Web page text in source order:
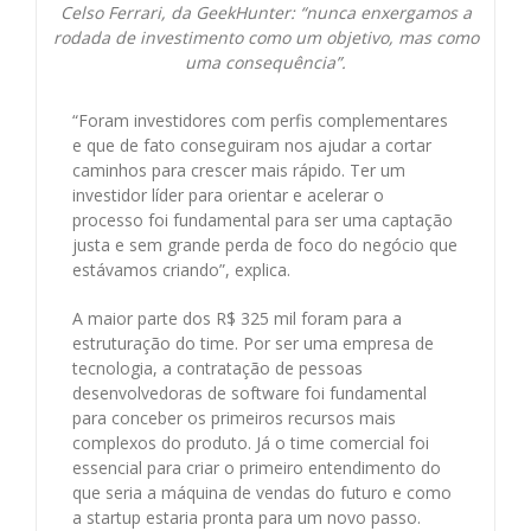
Celso Ferrari, da GeekHunter: “nunca enxergamos a
rodada de investimento como um objetivo, mas como
uma consequência”.
“Foram investidores com perfis complementares
e que de fato conseguiram nos ajudar a cortar
caminhos para crescer mais rápido. Ter um
investidor líder para orientar e acelerar o
processo foi fundamental para ser uma captação
justa e sem grande perda de foco do negócio que
estávamos criando”, explica.
A maior parte dos R$ 325 mil foram para a
estruturação do time. Por ser uma empresa de
tecnologia, a contratação de pessoas
desenvolvedoras de software foi fundamental
para conceber os primeiros recursos mais
complexos do produto. Já o time comercial foi
essencial para criar o primeiro entendimento do
que seria a máquina de vendas do futuro e como
a startup estaria pronta para um novo passo.